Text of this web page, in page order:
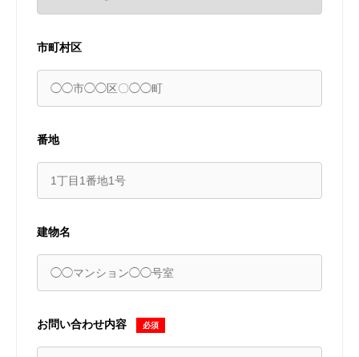
市町村区
番地
建物名
お問い合わせ内容 必須